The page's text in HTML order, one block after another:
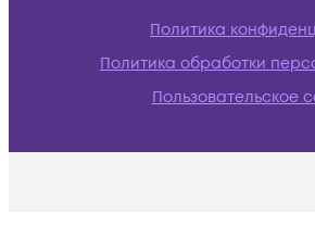
Политика
Политика обработки
Пользовательское